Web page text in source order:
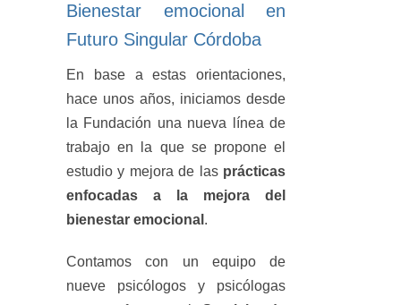
Bienestar emocional en
Futuro Singular Córdoba
En base a estas orientaciones,
hace unos años, iniciamos desde
la Fundación una nueva línea de
trabajo en la que se propone el
estudio y mejora de las prácticas
enfocadas a la mejora del
bienestar emocional .
Contamos con un equipo de
nueve psicólogos y psicólogas